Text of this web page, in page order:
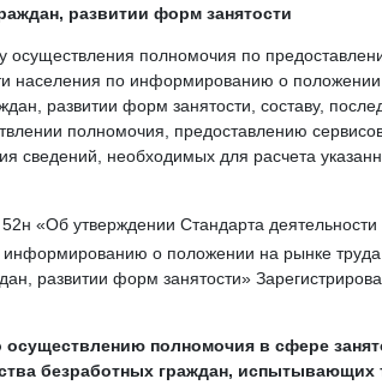
развитии форм занятости
осуществления полномочия по
населения по информированию о
развитии форм занятости, составу,
полномочия, предоставлению
сведений, необходимых для расчета
«Об утверждении Стандарта
о положении на рынке труда
развитии форм занятости»
полномочия в сфере
безработных граждан, испытывающих